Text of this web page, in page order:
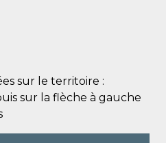
sur le territoire :
sur la flèche à gauche